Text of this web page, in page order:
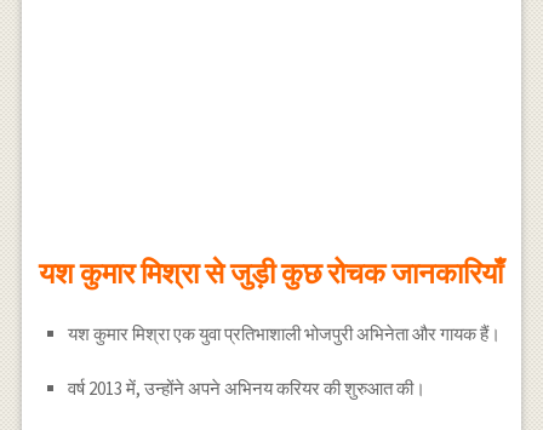
यश कुमार मिश्रा से जुड़ी कुछ रोचक जानकारियाँ
यश कुमार मिश्रा एक युवा प्रतिभाशाली भोजपुरी अभिनेता और गायक हैं।
वर्ष 2013 में, उन्होंने अपने अभिनय करियर की शुरुआत की।